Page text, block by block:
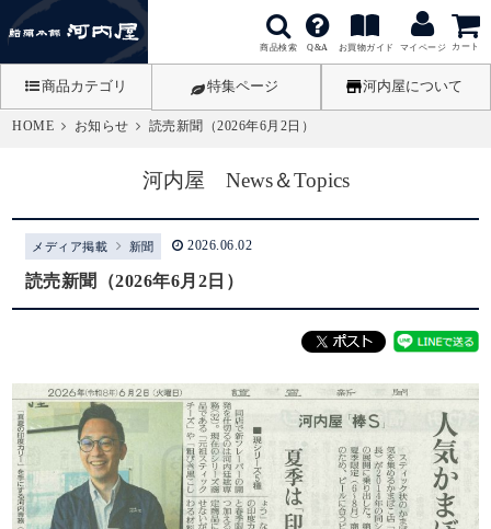
商品検索 Q&A お買物ガイド マイページ カート
商品カテゴリ 特集ページ 河内屋について
HOME お知らせ 読売新聞（2026年6月2日）
河内屋 News＆Topics
メディア掲載 新聞 2026.06.02
読売新聞（2026年6月2日）